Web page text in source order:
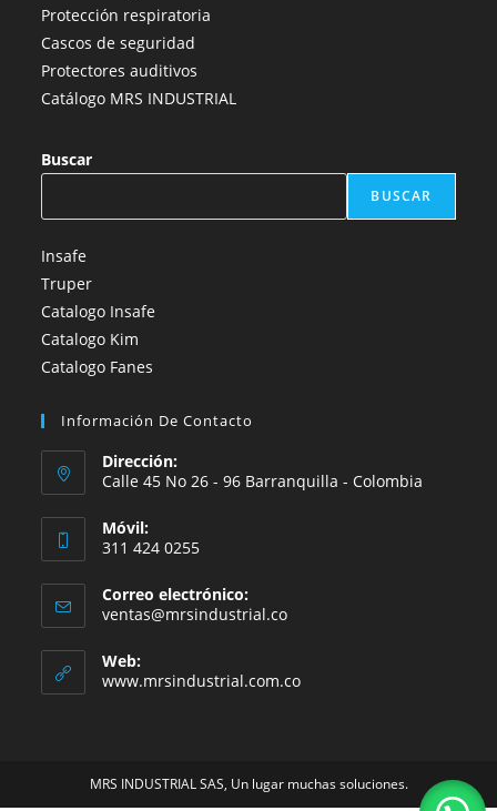
Protección respiratoria
Cascos de seguridad
Protectores auditivos
Catálogo MRS INDUSTRIAL
Buscar
BUSCAR
Insafe
Truper
Catalogo Insafe
Catalogo Kim
Catalogo Fanes
Información De Contacto
Dirección:
Calle 45 No 26 - 96 Barranquilla - Colombia
Móvil:
311 424 0255
Correo electrónico:
ventas@mrsindustrial.coSe
tu
aplicación
Web:
www.mrsindustrial.com.co
MRS INDUSTRIAL SAS, Un lugar muchas soluciones.